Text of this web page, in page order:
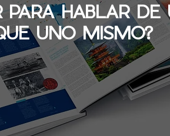
PARA HABLAR DE
UNO MISMO?